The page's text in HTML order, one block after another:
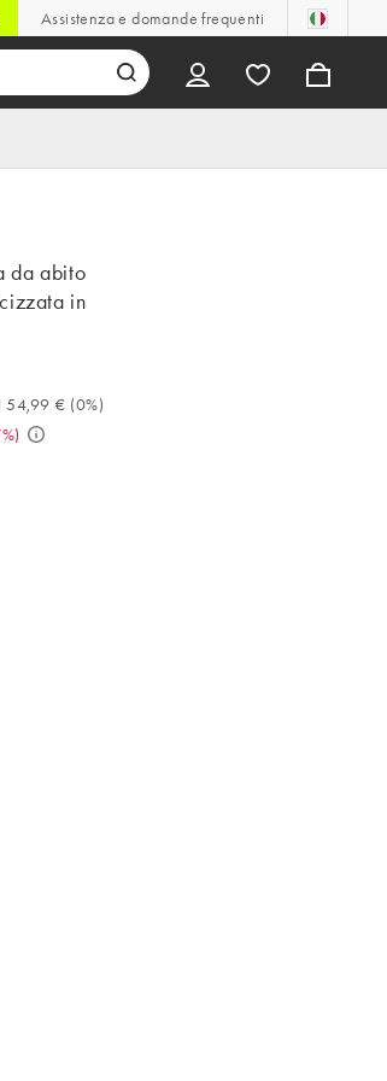
Assistenza e domande frequenti
da abito
in
ultimi 30 giorni 54,99 € (0%). Prezzo
54,99 € (0%)
)